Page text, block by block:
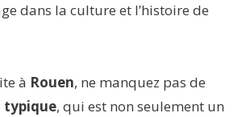
dans la culture et l’histoire de
à Rouen, ne manquez pas de
typique, qui est non seulement un